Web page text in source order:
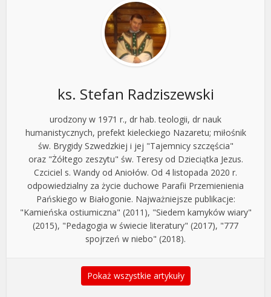
ks. Stefan Radziszewski
urodzony w 1971 r., dr hab. teologii, dr nauk
humanistycznych, prefekt kieleckiego Nazaretu; miłośnik
św. Brygidy Szwedzkiej i jej "Tajemnicy szczęścia"
oraz "Żółtego zeszytu" św. Teresy od Dzieciątka Jezus.
Czciciel s. Wandy od Aniołów. Od 4 listopada 2020 r.
odpowiedzialny za życie duchowe Parafii Przemienienia
Pańskiego w Białogonie. Najważniejsze publikacje:
"Kamieńska ostiumiczna" (2011), "Siedem kamyków wiary"
(2015), "Pedagogia w świecie literatury" (2017), "777
spojrzeń w niebo" (2018).
Pokaż wszystkie artykuły